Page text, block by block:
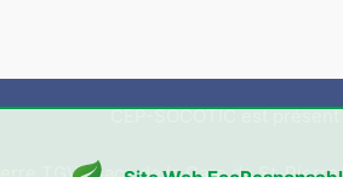
CEP-SOCOTIC est
TGV, Place de la Gare de St-